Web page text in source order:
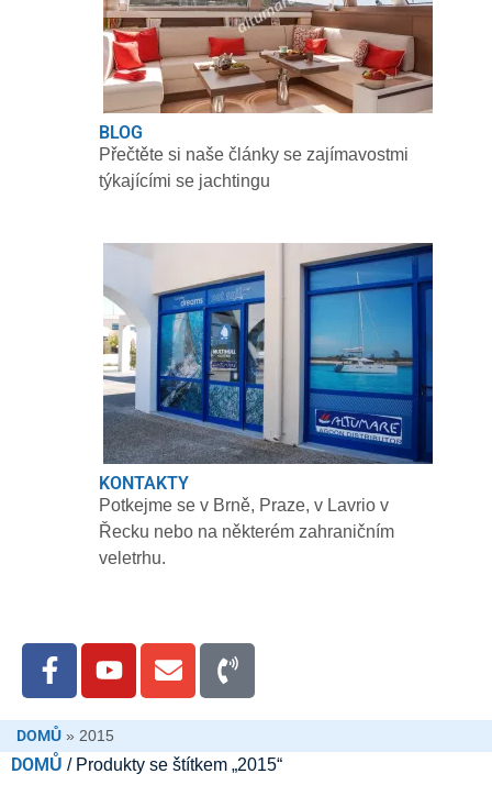
BLOG
Přečtěte si naše články se zajímavostmi
týkajícími se jachtingu
KONTAKTY
Potkejme se v Brně, Praze, v Lavrio v
Řecku nebo na některém zahraničním
veletrhu.
DOMŮ » 2015
DOMŮ / Produkty se štítkem „2015“